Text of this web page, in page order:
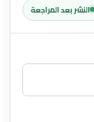
النشر بعد المراجعة